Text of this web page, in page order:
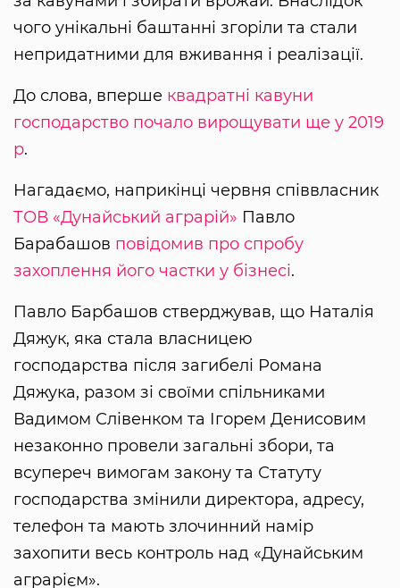
чого унікальні баштанні згоріли та стали
непридатними для вживання і реалізації.
До слова, вперше квадратні кавуни
господарство почало вирощувати ще у 2019
р.
Нагадаємо, наприкінці червня співвласник
ТОВ «Дунайський аграрій» Павло
Барабашов повідомив про спробу
захоплення його частки у бізнесі.
Павло Барбашов стверджував, що Наталія
Дяжук, яка стала власницею
господарства після загибелі Романа
Дяжука, разом зі своїми спільниками
Вадимом Слівенком та Ігорем Денисовим
незаконно провели загальні збори, та
всупереч вимогам закону та Статуту
господарства змінили директора, адресу,
телефон та мають злочинний намір
захопити весь контроль над «Дунайським
аграрієм».